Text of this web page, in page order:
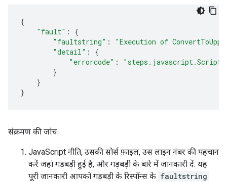
{
"fault" :
{
"faultstring" :
"Execution of
"detail" :
{
"errorcode" :
}
}
}
संक्रमण की जांच
JavaScript नीति, उसकी सोर्स फ़ाइल, उस लाइन नंबर की पहचान
करें जहां गड़बड़ी हुई है, और गड़बड़ी के बारे में जानकारी दें. यह
पूरी जानकारी आपको गड़बड़ी के रिस्पॉन्स के faultstring